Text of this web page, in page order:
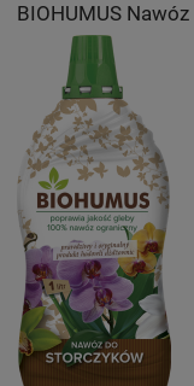
BIOHUMUS Nawóz